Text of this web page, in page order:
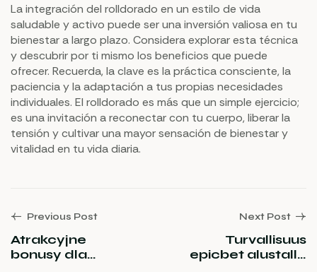
La integración del rolldorado en un estilo de vida
saludable y activo puede ser una inversión valiosa en tu
bienestar a largo plazo. Considera explorar esta técnica
y descubrir por ti mismo los beneficios que puede
ofrecer. Recuerda, la clave es la práctica consciente, la
paciencia y la adaptación a tus propias necesidades
individuales. El rolldorado es más que un simple ejercicio;
es una invitación a reconectar con tu cuerpo, liberar la
tensión y cultivar una mayor sensación de bienestar y
vitalidad en tu vida diaria.
Previous Post
Atrakcyjne
bonusy dla
Next Post
Turvallisuus
epicbet alustalla